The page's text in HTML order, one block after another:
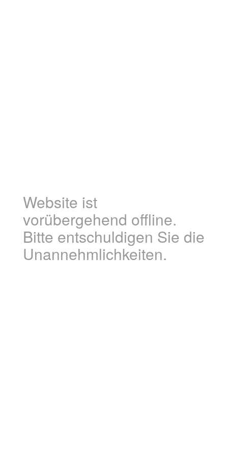
Website ist
vorübergehend offline.
Bitte entschuldigen Sie die
Unannehmlichkeiten.